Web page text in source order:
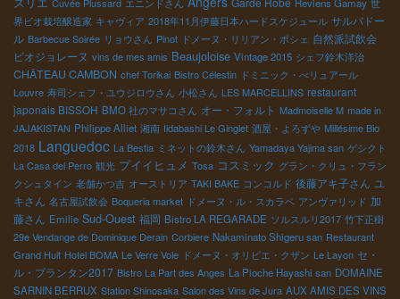
界ビオ栽培醸造家 キャヴィア 2018年11月伊藤日本ハードスケジュール サルバドー
ル Barbecue Soirée リョウさん Pinot ドメーヌ・リリアン・ボシェ 自然派試飲会
ビオジョレーヌ vins de mes amis Beaujoloise Vintage 2015 シェフ鈴木洋治
CHÂTEAU CAMBON chef Torikai Bistro Célestin ドミニック・べリュアール
Louvre 寿司シェフ・ユウジロウさん 小松さん LES MARCELLINS restaurant
japonais BISSOH BMO 社のマサコさん オー・フォルト Madmoiselle M made in
JAJAKISTAN Philippe Alliet 湘南 Iidabashi Le Ginglet 酒屋・よろずや Millésime Bio
2018 Languedoc La Bestia ミネットの鈴木さん Yamadaya Yajima san ゲシクト
La Casa del Perro 観光 プイイヒュメ Tosa コスミック グラン・クリュ・フラン
クシュタイン 老舗かつ吉 オーストリア TAKI BAKE コンコルド 後藤アキ子さん ユ
キさん 名古屋試飲会 Boqueria market ドメーヌ・ル・スカラベ アンヴァリッド 加
藤さん Emilie Sud-Ouest 福岡 Bistro LA REGARADE ソルスルリ2017 竹下正樹
29e Vendange de Dominique Derain Corbiere Nakaminato Shigeru san Restaurant
Grand Huit Hotel BOMA Le Verre Vole ドメーヌ・オリビエ・クザン Le Layon セ・
ル・プランタン2017 Bistro La Part des Anges La Pioche Hayashi san DOMAINE
SARNIN BERRUX Station Shinosaka Salon des Vins de Jura AUX AMIS DES VINS